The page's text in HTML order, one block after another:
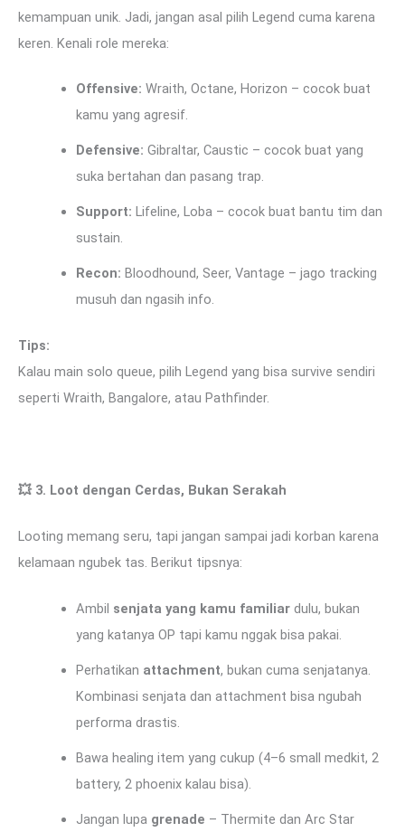
kemampuan unik. Jadi, jangan asal pilih Legend cuma karena
keren. Kenali role mereka:
Offensive: Wraith, Octane, Horizon – cocok buat
kamu yang agresif.
Defensive: Gibraltar, Caustic – cocok buat yang
suka bertahan dan pasang trap.
Support: Lifeline, Loba – cocok buat bantu tim dan
sustain.
Recon: Bloodhound, Seer, Vantage – jago tracking
musuh dan ngasih info.
Tips:
Kalau main solo queue, pilih Legend yang bisa survive sendiri
seperti Wraith, Bangalore, atau Pathfinder.
💥 3. Loot dengan Cerdas, Bukan Serakah
Looting memang seru, tapi jangan sampai jadi korban karena
kelamaan ngubek tas. Berikut tipsnya:
Ambil senjata yang kamu familiardulu, bukan
yang katanya OP tapi kamu nggak bisa pakai.
Perhatikan attachment, bukan cuma senjatanya.
Kombinasi senjata dan attachment bisa ngubah
performa drastis.
Bawa healing item yang cukup (4–6 small medkit, 2
battery, 2 phoenix kalau bisa).
Jangan lupa grenade – Thermite dan Arc Star